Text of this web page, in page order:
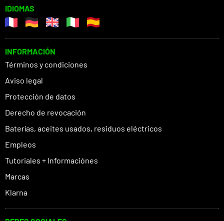
IDIOMAS
INFORMACIÓN
Términos y condiciones
Aviso legal
Protección de datos
Derecho de revocación
Baterías, aceites usados, residuos eléctricos
Empleos
Tutoriales + Informaciónes
Marcas
Klarna